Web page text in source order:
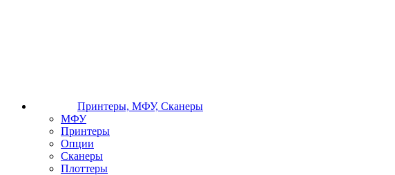
Принтеры, МФУ, Сканеры
МФУ
Принтеры
Опции
Сканеры
Плоттеры